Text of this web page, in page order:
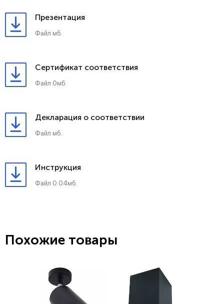
Презентация
Файл мб.
Сертификат соответствия
Файл 0мб.
Декларация о соответствии
Файл мб.
Инструкция
Файл 0.04мб.
Похожие товары